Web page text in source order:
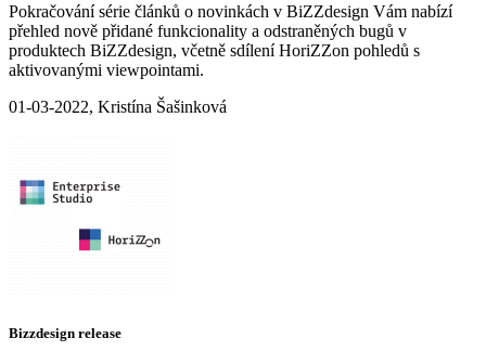
Pokračování série článků o novinkách v BiZZdesign Vám nabízí
přehled nově přidané funkcionality a odstraněných bugů v
produktech BiZZdesign, včetně sdílení HoriZZon pohledů s
aktivovanými viewpointami.
01-03-2022, Kristína Šašinková
Bizzdesign release